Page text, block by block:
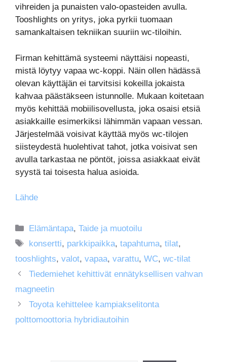
vihreiden ja punaisten valo-opasteiden avulla.
Tooshlights on yritys, joka pyrkii tuomaan
samankaltaisen tekniikan suuriin wc-tiloihin.
Firman kehittämä systeemi näyttäisi nopeasti,
mistä löytyy vapaa wc-koppi. Näin ollen hädässä
olevan käyttäjän ei tarvitsisi kokeilla jokaista
kahvaa päästäkseen istunnolle. Mukaan koitetaan
myös kehittää mobiilisovellusta, joka osaisi etsiä
asiakkaille esimerkiksi lähimmän vapaan vessan.
Järjestelmää voisivat käyttää myös wc-tilojen
siisteydestä huolehtivat tahot, jotka voisivat sen
avulla tarkastaa ne pöntöt, joissa asiakkaat eivät
syystä tai toisesta halua asioida.
Lähde
Kategoriat
Elämäntapa,Taide ja muotoilu
Avainsanat
konsertti, parkkipaikka,tapahtuma,tilat,
tooshlights, valot, vapaa, varattu, WC, wc-tilat
Tiedemiehet kehittivät ennätyksellisen vahvan
magneetin
Toyota kehittelee kampiakselitonta
polttomoottoria hybridiautoihin